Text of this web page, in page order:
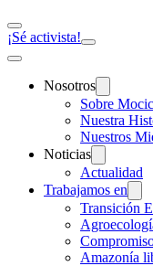
¡Sé activista!
Nosotros
Sobre
Nuestra
Nuestros
Noticias
Actualidad
Trabajamos en
Transición
Amazonía